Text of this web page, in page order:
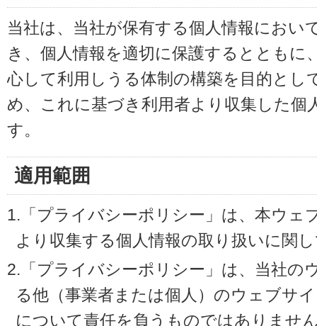
当社は、当社が保有する個人情報におい
き、個人情報を適切に保護するとともに
心して利用しうる体制の構築を目的とし
め、これに基づき利用者より収集した個
す。
適用範囲
1.「プライバシーポリシー」は、本ウェ
より収集する個人情報の取り扱いに関
2.「プライバシーポリシー」は、当社の
る他（事業者または個人）のウェブサ
について責任を負うものではありませ